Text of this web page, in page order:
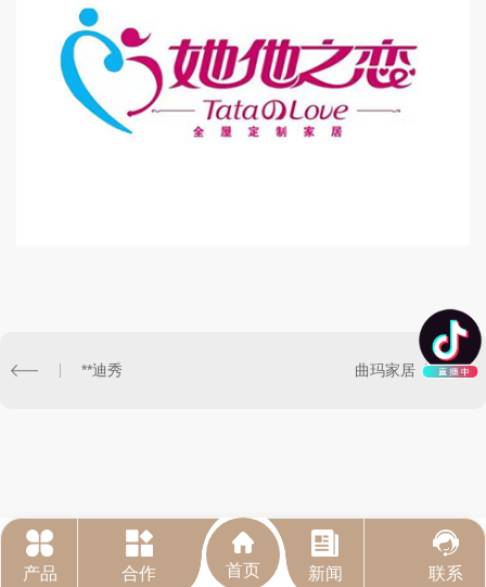
**迪秀 曲玛家居
首页
产品 合作 新闻 联系